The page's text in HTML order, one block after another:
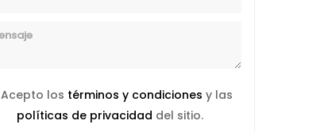
Acepto los términos y condiciones y las
políticas de privacidad del sitio.